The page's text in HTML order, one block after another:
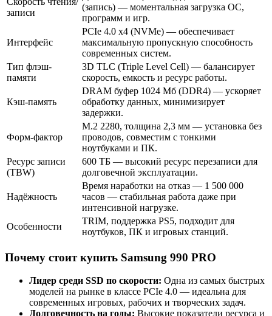
записи
(запись) — моментальная загрузка ОС,
программ и игр.
Интерфейс
PCIe 4.0 x4 (NVMe) — обеспечивает
максимальную пропускную способность
современных систем.
Тип флэш-
памяти
3D TLC (Triple Level Cell) — балансирует
скорость, емкость и ресурс работы.
Кэш-память
DRAM буфер 1024 Мб (DDR4) — ускоряет
обработку данных, минимизирует
задержки.
Форм-фактор
M.2 2280, толщина 2,3 мм — установка без
проводов, совместим с тонкими
ноутбуками и ПК.
Ресурс записи
(TBW)
600 ТБ — высокий ресурс перезаписи для
долговечной эксплуатации.
Надёжность
Время наработки на отказ — 1 500 000
часов — стабильная работа даже при
интенсивной нагрузке.
Особенности
TRIM, поддержка PS5, подходит для
ноутбуков, ПК и игровых станций.
Почему стоит купить Samsung 990 PRO
Лидер среди SSD по скорости: Одна из самых быстрых
моделей на рынке в классе PCIe 4.0 — идеальна для
современных игровых, рабочих и творческих задач.
Долговечность на годы: Высокие показатели ресурса и